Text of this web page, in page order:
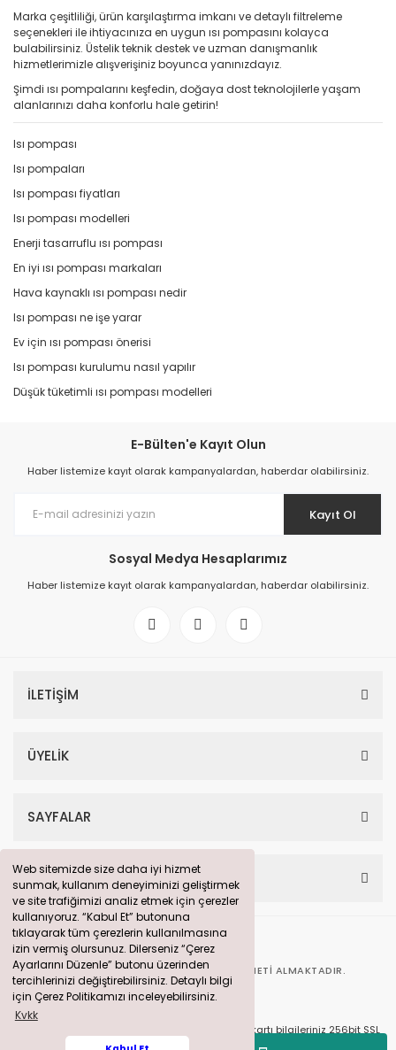
Web sitemizde size daha iyi hizmet
sunmak, kullanım deneyiminizi geliştirmek
ve site trafiğimizi analiz etmek için çerezler
kullanıyoruz. “Kabul Et” butonuna
tıklayarak tüm çerezlerin kullanılmasına
izin vermiş olursunuz. Dilerseniz “Çerez
Ayarlarını Düzenle” butonu üzerinden
tercihlerinizi değiştirebilirsiniz. Detaylı bilgi
için Çerez Politikamızı inceleyebilirsiniz.
Kvkk
Web sitemizde size daha iyi hizmet
sunmak, kullanım deneyiminizi geliştirmek
ve site trafiğimizi analiz etmek için çerezler
kullanıyoruz. “Kabul Et” butonuna
tıklayarak tüm çerezlerin kullanılmasına
izin vermiş olursunuz. Dilerseniz “Çerez
Ayarlarını Düzenle” butonu üzerinden
tercihlerinizi değiştirebilirsiniz. Detaylı bilgi
için Çerez Politikamızı inceleyebilirsiniz.
Kvkk
Marka çeşitliliği, ürün karşılaştırma imkanı ve detaylı filtreleme
seçenekleri ile ihtiyacınıza en uygun ısı pompasını kolayca
bulabilirsiniz. Üstelik teknik destek ve uzman danışmanlık
hizmetlerimizle alışverişiniz boyunca yanınızdayız.
Şimdi ısı pompalarını keşfedin, doğaya dost teknolojilerle yaşam
alanlarınızı daha konforlu hale getirin!
Isı pompası
Isı pompaları
Isı pompası fiyatları
Isı pompası modelleri
Enerji tasarruflu ısı pompası
En iyi ısı pompası markaları
Hava kaynaklı ısı pompası nedir
Isı pompası ne işe yarar
Ev için ısı pompası önerisi
Isı pompası kurulumu nasıl yapılır
Düşük tüketimli ısı pompası modelleri
E-Bülten'e Kayıt Olun
Haber listemize kayıt olarak kampanyalardan, haberdar olabilirsiniz.
Kayıt Ol
Sosyal Medya Hesaplarımız
Haber listemize kayıt olarak kampanyalardan, haberdar olabilirsiniz.
İLETİŞİM
ÜYELİK
SAYFALAR
HESABIM
BU SITE360° DIJITAL PAZARLAMA HIZMETI ALMAKTADIR.
© solarpanelim.com Tüm Hakları Saklıdır. Kredi kartı bilgileriniz 256bit SSL
sertifikası ile korunmaktadır.